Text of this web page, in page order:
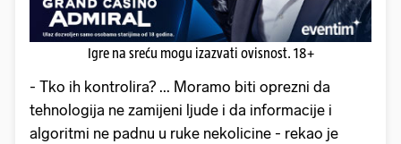
Igre na sreću mogu izazvati ovisnost. 18+
- Tko ih kontrolira? ... Moramo biti oprezni da
tehnologija ne zamijeni ljude i da informacije i
algoritmi ne padnu u ruke nekolicine - rekao je